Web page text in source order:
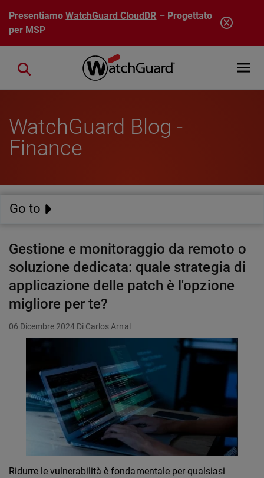
Salta al contenuto principale
PresentiamoWatchGuard CloudDR – Progettato
per MSP
Open
Close search
WatchGuard Blog -
Finance
Go to
Gestione e monitoraggio da remoto o
soluzione dedicata: quale strategia di
applicazione delle patch è l'opzione
migliore per te?
06 Dicembre 2024 Di Carlos Arnal
Ridurre le vulnerabilità è fondamentale per qualsiasi